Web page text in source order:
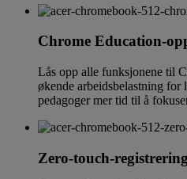
Chrome Education-
Lås opp alle funksjonene til
økende arbeidsbelastning
pedagoger mer tid til å
Zero-touch-registrering